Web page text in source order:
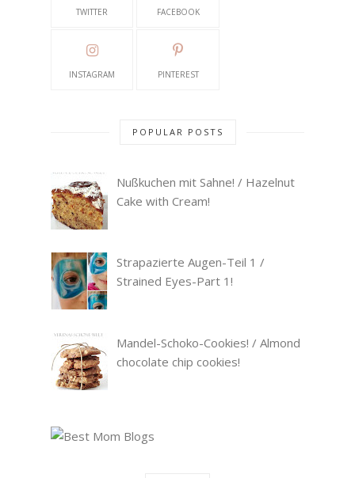
TWITTER FACEBOOK
INSTAGRAM PINTEREST
POPULAR POSTS
Nußkuchen mit Sahne! / Hazelnut
Cake with Cream!
Strapazierte Augen-Teil 1 /
Strained Eyes-Part 1!
Mandel-Schoko-Cookies! / Almond
chocolate chip cookies!